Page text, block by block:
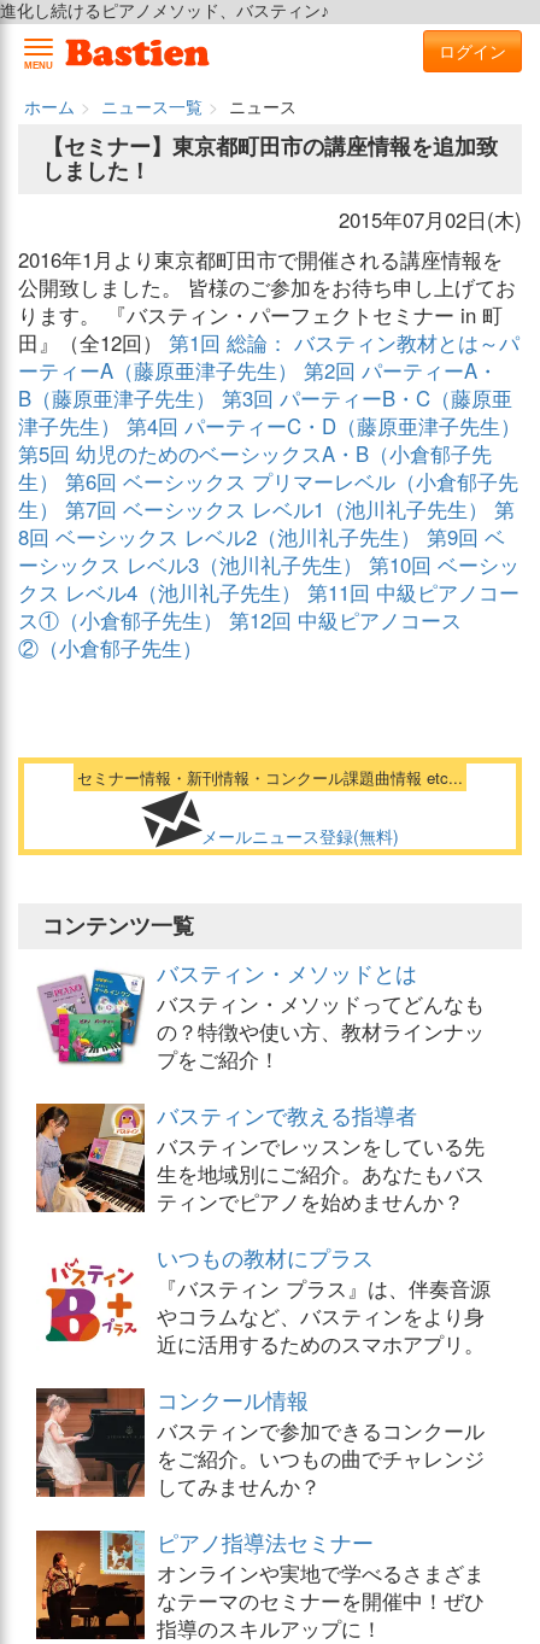
進化し続けるピアノメソッド、バスティン♪
MENU
ログイン
ホーム ニュース一覧
ニュース
【セミナー】東京都町田市の講座情報を追加致
しました！
2015年07月02日(木)
2016年1月より東京都町田市で開催される講座情報を
公開致しました。 皆様のご参加をお待ち申し上げてお
ります。 『バスティン・パーフェクトセミナー in 町
田』（全12回） 第1回 総論： バスティン教材とは～パ
ーティーA（藤原亜津子先生）
第2回 パーティーA・
B（藤原亜津子先生）
第3回 パーティーB・C（藤原亜
津子先生）
第4回 パーティーC・D（藤原亜津子先生）
第5回 幼児のためのベーシックスA・B（小倉郁子先
生）
第6回 ベーシックス プリマーレベル（小倉郁子先
生）
第7回 ベーシックス レベル1（池川礼子先生）
第
8回 ベーシックス レベル2（池川礼子先生）
第9回 ベ
ーシックス レベル3（池川礼子先生）
第10回 ベーシッ
クス レベル4（池川礼子先生）
第11回 中級ピアノコー
ス①（小倉郁子先生）
第12回 中級ピアノコース
②（小倉郁子先生）
セミナー情報・新刊情報・コンクール課題曲情報 etc...
メールニュース登録(無料)
コンテンツ一覧
バスティン・メソッドとは
バスティン・メソッドってどんなも
の？特徴や使い方、教材ラインナッ
プをご紹介！
バスティンで教える指導者
バスティンでレッスンをしている先
生を地域別にご紹介。あなたもバス
ティンでピアノを始めませんか？
いつもの教材にプラス
『バスティン プラス』は、伴奏音源
やコラムなど、バスティンをより身
近に活用するためのスマホアプリ。
コンクール情報
バスティンで参加できるコンクール
をご紹介。いつもの曲でチャレンジ
してみませんか？
ピアノ指導法セミナー
オンラインや実地で学べるさまざま
なテーマのセミナーを開催中！ぜひ
指導のスキルアップに！